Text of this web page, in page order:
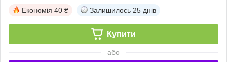
Економія 40 ₴ Залишилось 25 днів
Купити
або